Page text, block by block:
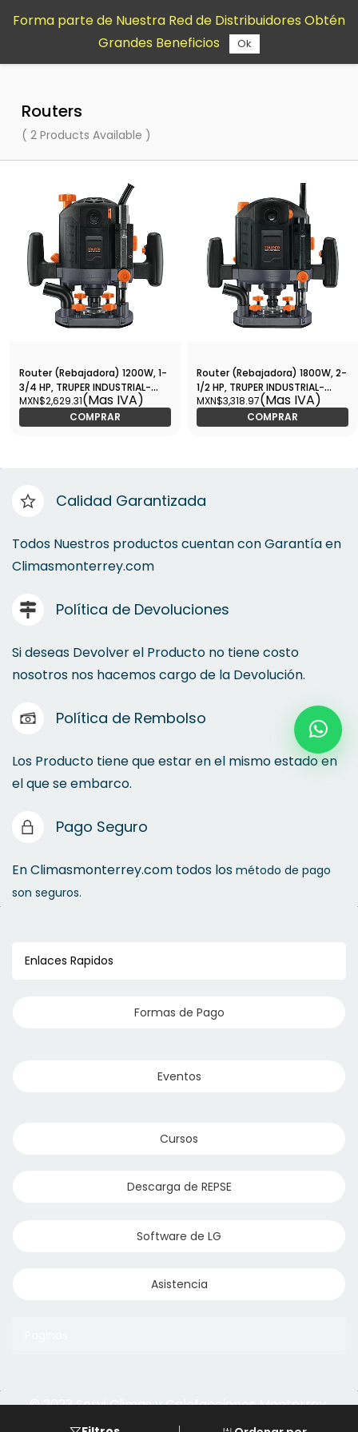
contenido
Routers
( 2 Products Available )
Router (Rebajadora) 1200W, 1-
3/4 HP, TRUPER INDUSTRIAL-
ROU-N3 / 16610
MXN$2,629.31(Mas IVA)
COMPRAR
Router (Rebajadora) 1800W, 2-
1/2 HP, TRUPER INDUSTRIAL-
ROU-NX2 / 16611
MXN$3,318.97(Mas IVA)
COMPRAR
Calidad Garantizada
Todos Nuestros productos cuentan con Garantía en
Climasmonterrey.com
Política de Devoluciones
Si deseas Devolver el Producto no tiene costo
nosotros nos hacemos cargo de la Devolución.
Política de Rembolso
Los Producto tiene que estar en el mismo estado en
el que se embarco.
Pago Seguro
En Climasmonterrey.com todos los método de pago
son seguros.
Enlaces Rapidos
Formas de Pago
Eventos
Cursos
Descarga de REPSE
Software de LG
Asistencia
Aqua Aero
© 2023 Servi Climas y Calefacciones Monterrey
Powered by Climasmonterrey.com
Forma parte de Nuestra Red de Distribuidores Obtén
Grandes Beneficios
Ok